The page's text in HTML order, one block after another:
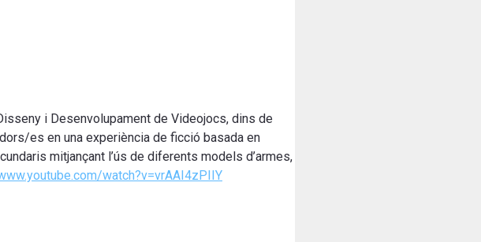
i Desenvolupament de Videojocs, dins de
es en una experiència de ficció basada en
mitjançant l’ús de diferents models d’armes,
watch?v=vrAAI4zPIIY